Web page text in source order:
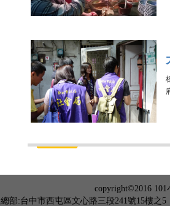
copyright©2016
總部:台中市西屯區文心路三段241號15樓之